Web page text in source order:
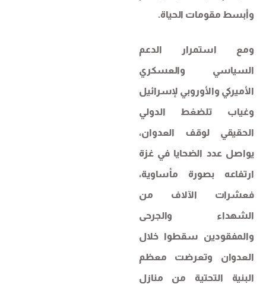
وأبسط مقومات الحياة.
ومع استمرار الدعم
السياسي والعسكري
الأميركي والأوروبي لإسرائيل
وغياب تلضغط الدولي
الحقيقي لوقف العدوان،
يواصل عدد الضحايا في غزة
ارتفاعه بصورة مأساوية،
فعشرات الآلاف من
الشهداء والجرحى
والمفقودين سقطوا خلال
العدوان وتعرضت معظم
البنية التحتية من منازل